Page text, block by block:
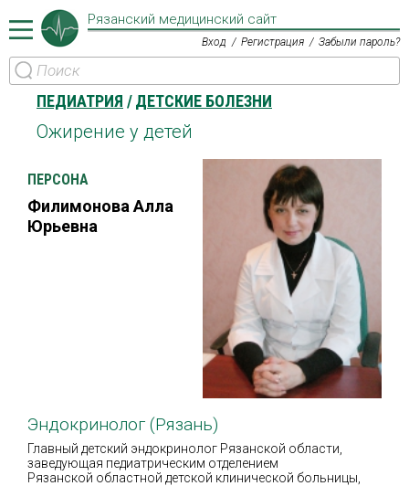
Рязанский медицинский сайт
Вход Регистрация Забыли пароль?
ПЕДИАТРИЯ ДЕТСКИЕ БОЛЕЗНИ
Ожирение у детей
ПЕРСОНА
Филимонова Алла
Юрьевна
Эндокринолог (Рязань)
Главный детский эндокринолог Рязанской области,
заведующая педиатрическим отделением
Рязанской областной детской клинической больницы,